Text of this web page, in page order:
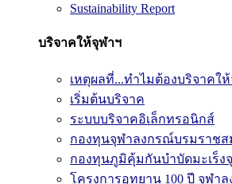
Sustainability Report
บริจาคให้จุฬาฯ
เหตุผลที่...ทำไมต้องบริจาคใ
เริ่มต้นบริจาค
ระบบบริจาคอิเล็กทรอนิกส์
กองทุนจุฬาลงกรณ์บรมราช
กองทุนภูมิคุ้มกันบำบัดมะเร็ง
โครงการอุทยาน 100 ปี จุฬา